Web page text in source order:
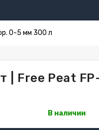
0-5 мм 300 л
| Free Peat
В наличии